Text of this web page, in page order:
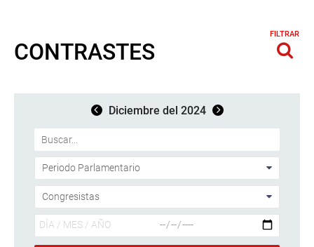
CONTRASTES
FILTRAR
Diciembre del 2024